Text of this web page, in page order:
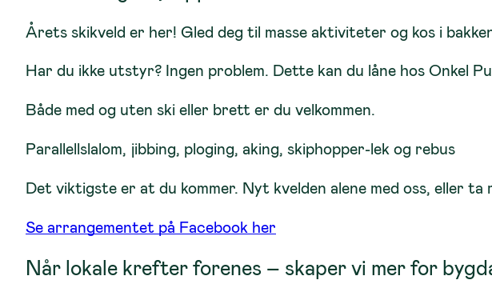
Årets skikveld er her! Gled deg til masse aktiviteter og kos i
Har du ikke utstyr? Ingen problem. Dette kan du låne hos Onkel
Både med og uten ski eller brett er du velkommen.
Parallellslalom, jibbing, ploging, aking, skiphopper-lek og rebus
Det viktigste er at du kommer. Nyt kvelden alene med oss, eller
Se arrangementet på Facebook her
Når lokale krefter forenes – skaper vi mer for